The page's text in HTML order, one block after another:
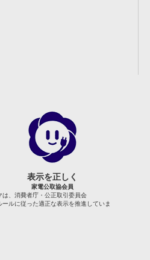
表示を正しく
家電公取協会員
は、消費者庁・公正取引委員会
ールに従った適正な表示を推進していま